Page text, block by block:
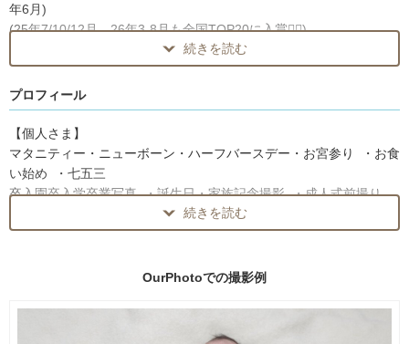
年6月)
(25年7/10/12月、26年3-8月も全国TOP20に入賞🙇‍♀️)
たくさんのカメラマンさんの中から、目にとめていただきありがと
うございます！
愛媛県を中心に活動しております、あけだ まきです❁
おかげさまで全国7位、四国1位という素敵なご縁をたくさんいただ
きました！
これからも、たくさんのお客さまへ、
数年後、数十年後に見返して幸せを感じられる、
一生の宝物になる一枚を心を込めてお届けします。
・・・・・・・・・・・・・・・・・・
【ニューボーンフォト】
わたし自身も3人のこどもを育ててきたお母さんです。
続きを読む
プロフィール
【個人さま】
マタニティー・ニューボーン・ハーフバースデー・お宮参り ・お食
い始め ・七五三
卒入園卒入学卒業写真 ・誕生日・家族記念撮影 ・成人式前撮り
カップル ・ウェディング ・プロフィール・イベント
仕事風景・商品撮影 ・ホームページ用撮影 ・プロフィール撮影
続きを読む
OurPhotoでの撮影例